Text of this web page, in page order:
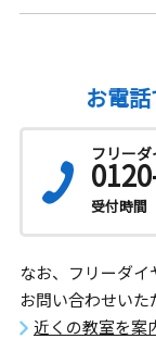
お電
フリー
受付時間
なお、フリーダ
お問い合わせいた
近くの教室を案